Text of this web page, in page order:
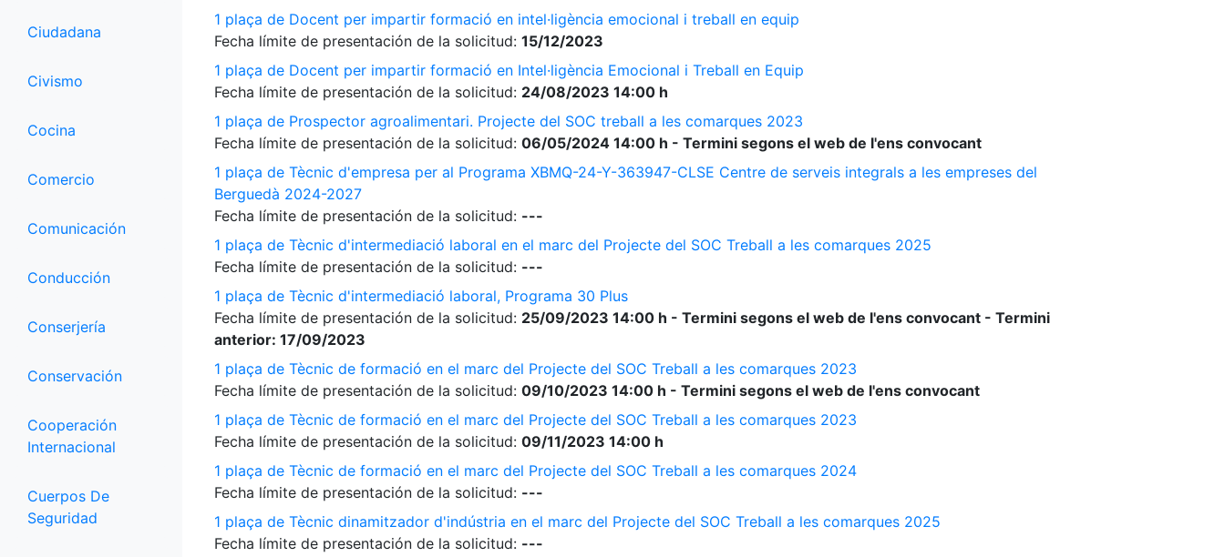
Ciudadana
Civismo
Cocina
Comercio
Comunicación
Conducción
Conserjería
Conservación
Cooperación
Internacional
Cuerpos De
Seguridad
1 plaça de Docent per impartir formació en intel·ligència emocional i treball en equip
Fecha límite de presentación de la solicitud: 15/12/2023
1 plaça de Docent per impartir formació en Intel·ligència Emocional i Treball en Equip
Fecha límite de presentación de la solicitud: 24/08/2023 14:00 h
1 plaça de Prospector agroalimentari. Projecte del SOC treball a les comarques 2023
Fecha límite de presentación de la solicitud: 06/05/2024 14:00 h - Termini segons el web de l'ens convocant
1 plaça de Tècnic d'empresa per al Programa XBMQ-24-Y-363947-CLSE Centre de serveis integrals a les empreses del
Berguedà 2024-2027
Fecha límite de presentación de la solicitud: ---
1 plaça de Tècnic d'intermediació laboral en el marc del Projecte del SOC Treball a les comarques 2025
Fecha límite de presentación de la solicitud: ---
1 plaça de Tècnic d'intermediació laboral, Programa 30 Plus
Fecha límite de presentación de la solicitud: 25/09/2023 14:00 h - Termini segons el web de l'ens convocant - Termini
anterior: 17/09/2023
1 plaça de Tècnic de formació en el marc del Projecte del SOC Treball a les comarques 2023
Fecha límite de presentación de la solicitud: 09/10/2023 14:00 h - Termini segons el web de l'ens convocant
1 plaça de Tècnic de formació en el marc del Projecte del SOC Treball a les comarques 2023
Fecha límite de presentación de la solicitud: 09/11/2023 14:00 h
1 plaça de Tècnic de formació en el marc del Projecte del SOC Treball a les comarques 2024
Fecha límite de presentación de la solicitud: ---
1 plaça de Tècnic dinamitzador d'indústria en el marc del Projecte del SOC Treball a les comarques 2025
Fecha límite de presentación de la solicitud: ---